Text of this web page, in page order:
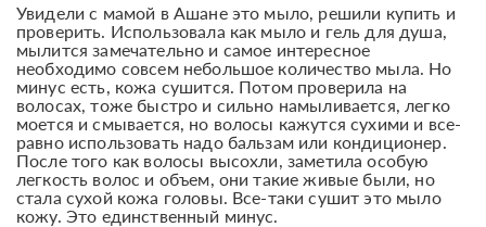
Увидели с мамой в Ашане это мыло, решили купить и
проверить. Использовала как мыло и гель для душа,
мылится замечательно и самое интересное
необходимо совсем небольшое количество мыла. Но
минус есть, кожа сушится. Потом проверила на
волосах, тоже быстро и сильно намыливается, легко
моется и смывается, но волосы кажутся сухими и все-
равно использовать надо бальзам или кондиционер.
После того как волосы высохли, заметила особую
легкость волос и объем, они такие живые были, но
стала сухой кожа головы. Все-таки сушит это мыло
кожу. Это единственный минус.